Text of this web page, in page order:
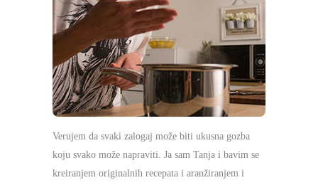
Verujem da svaki zalogaj može biti ukusna gozba
koju svako može napraviti. Ja sam Tanja i bavim se
kreiranjem originalnih recepata i aranžiranjem i